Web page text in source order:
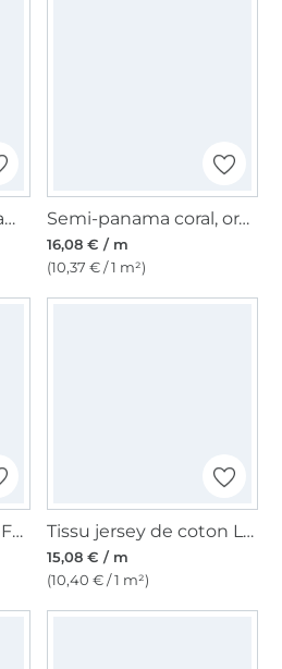
Tissu déco semi panama Anchor and Stripes, nature Semi-panama coral, orange
16,08 € / m
(10,37 € / 1 m²)
Tissu Déco Seashells Feeling, gris ardoise Tissu jersey de coton Lobster on Stripes, blanc cassé
15,08 € / m
(10,40 € / 1 m²)